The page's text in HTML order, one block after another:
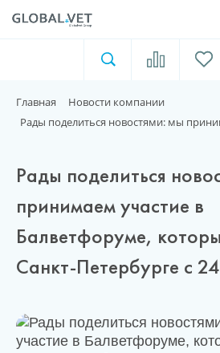
Для пищевой индустрии
Домой
Каталог
Акции
Главная
Новости компании
Рады поделиться новостями: мы
Рады поделиться
принимаем участие в
Балветфоруме,
Санкт-Петербурге с